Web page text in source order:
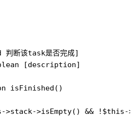
断该task是否完成]
[description]
isFinished()
>stack->isEmpty() && !$this-